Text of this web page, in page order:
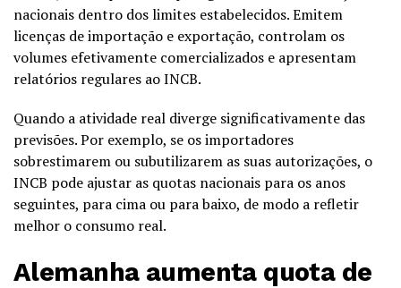
nacionais dentro dos limites estabelecidos. Emitem
licenças de importação e exportação, controlam os
volumes efetivamente comercializados e apresentam
relatórios regulares ao INCB.
Quando a atividade real diverge significativamente das
previsões. Por exemplo, se os importadores
sobrestimarem ou subutilizarem as suas autorizações, o
INCB pode ajustar as quotas nacionais para os anos
seguintes, para cima ou para baixo, de modo a refletir
melhor o consumo real.
Alemanha aumenta quota de